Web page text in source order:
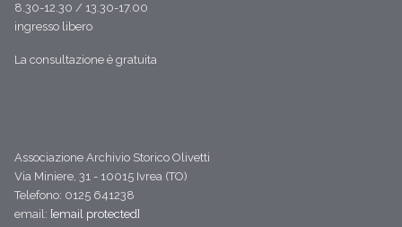
8.30-12.30 / 13.30-17.00
ingresso libero
La consultazione è gratuita
Associazione Archivio Storico Olivetti
Via Miniere, 31 - 10015 Ivrea (TO)
Telefono: 0125 641238
email: [email protected]